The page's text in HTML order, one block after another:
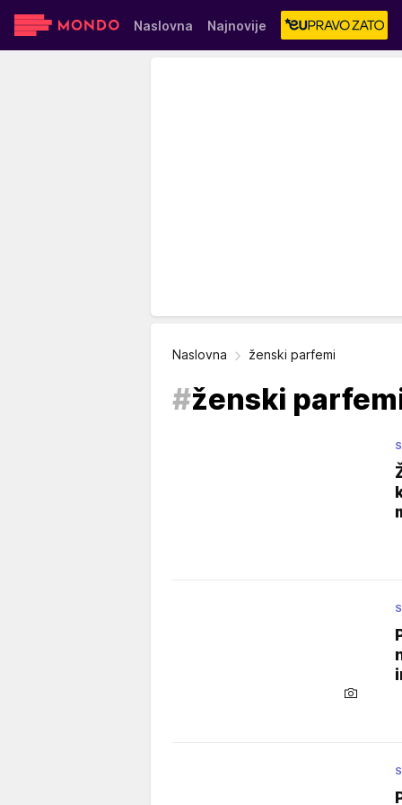
Naslovna Najnovije
Naslovna ženski parfemi
#ženski